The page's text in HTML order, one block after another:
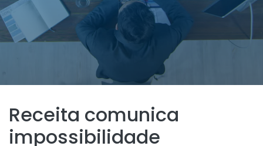
Receita comunica
impossibilidade